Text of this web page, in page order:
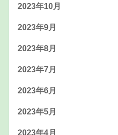
2023年10月
2023年9月
2023年8月
2023年7月
2023年6月
2023年5月
2023年4月